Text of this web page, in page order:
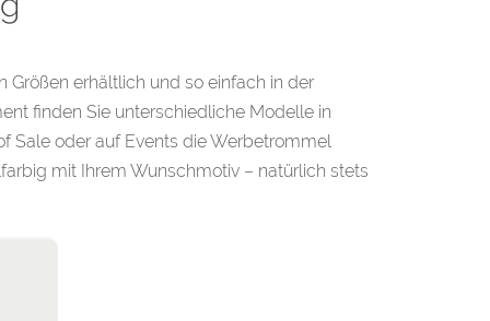
Größen erhältlich und so einfach in der
finden Sie unterschiedliche Modelle in
Sale oder auf Events die Werbetrommel
mit Ihrem Wunschmotiv – natürlich stets